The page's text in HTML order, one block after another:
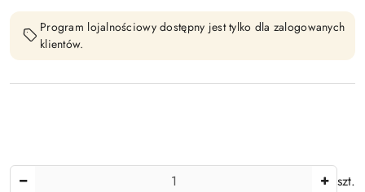
Program lojalnościowy dostępny jest tylko dla zalogowanych
klientów.
szt.